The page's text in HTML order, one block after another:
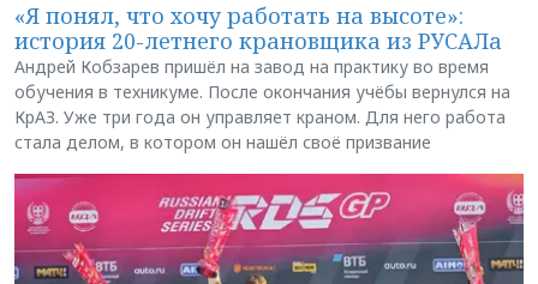
«Я понял, что хочу работать на высоте»:
история 20-летнего крановщика из РУСАЛа
Андрей Кобзарев пришёл на завод на практику во время
обучения в техникуме. После окончания учёбы вернулся на
КрАЗ. Уже три года он управляет краном. Для него работа
стала делом, в котором он нашёл своё призвание